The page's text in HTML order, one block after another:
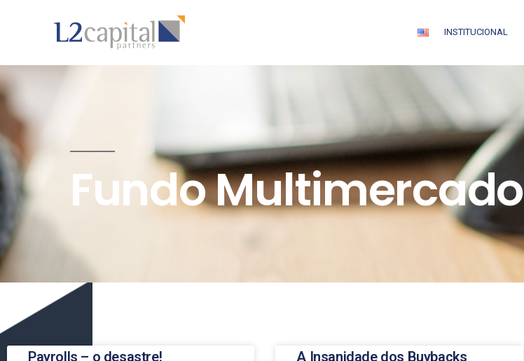
INSTITUCIONAL
Fundo Multimercado
Payrolls – o desastre! A Insanidade dos Buybacks